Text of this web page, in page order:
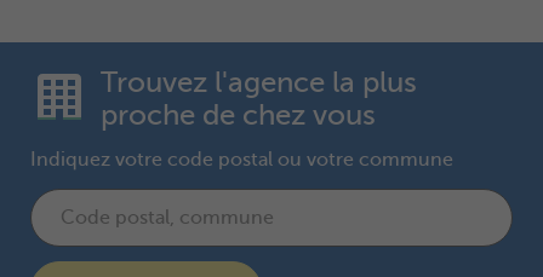
Trouvez l'agence la plus
proche de chez vous
Indiquez votre code postal ou votre commune